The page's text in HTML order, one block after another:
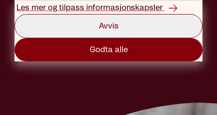
Les mer og tilpass informasjonskapsler
Avvis
Godta alle
beskyttelse
Publisert: 05.07.2017